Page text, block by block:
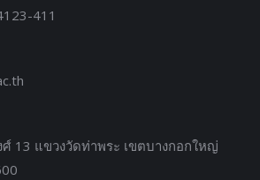
411
13 แขวงวัดท่าพระ เขตบางกอกใหญ่